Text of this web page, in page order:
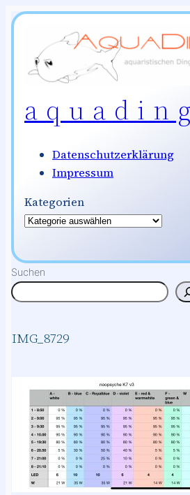
Zum
springen
Datenschutzerklärung
Impressum
Kategorien
Suchen
IMG_8729